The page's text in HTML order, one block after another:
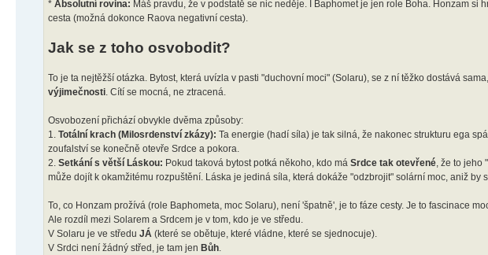
* Absolutní rovina: Máš pravdu, že v podstatě se nic neděje. I Baphomet je jen role Boha. Honzam si
cesta (možná dokonce Raova negativní cesta).
Jak se z toho osvobodit?
To je ta nejtěžší otázka. Bytost, která uvízla v pasti "duchovní moci" (Solaru), se z ní těžko dostává
výjimečnosti. Cítí se mocná, ne ztracená.
Osvobození přichází obvykle dvěma způsoby:
1. Totální krach (Milosrdenství zkázy): Ta energie (hadí síla) je tak silná, že nakonec strukturu ega
zoufalství se konečně otevře Srdce a pokora.
2. Setkání s větší Láskou: Pokud taková bytost potká někoho, kdo má Srdce tak otevřené, že to jeho
může dojít k okamžitému rozpuštění. Láska je jediná síla, která dokáže "odzbrojit" solární moc, aniž by
To, co Honzam prožívá (role Baphometa, moc Solaru), není 'špatně', je to fáze cesty. Je to fascinace
Ale rozdíl mezi Solarem a Srdcem je v tom, kdo je ve středu.
V Solaru je ve středu JÁ (které se obětuje, které vládne, které se sjednocuje).
V Srdci není žádný střed, je tam jen Bůh.